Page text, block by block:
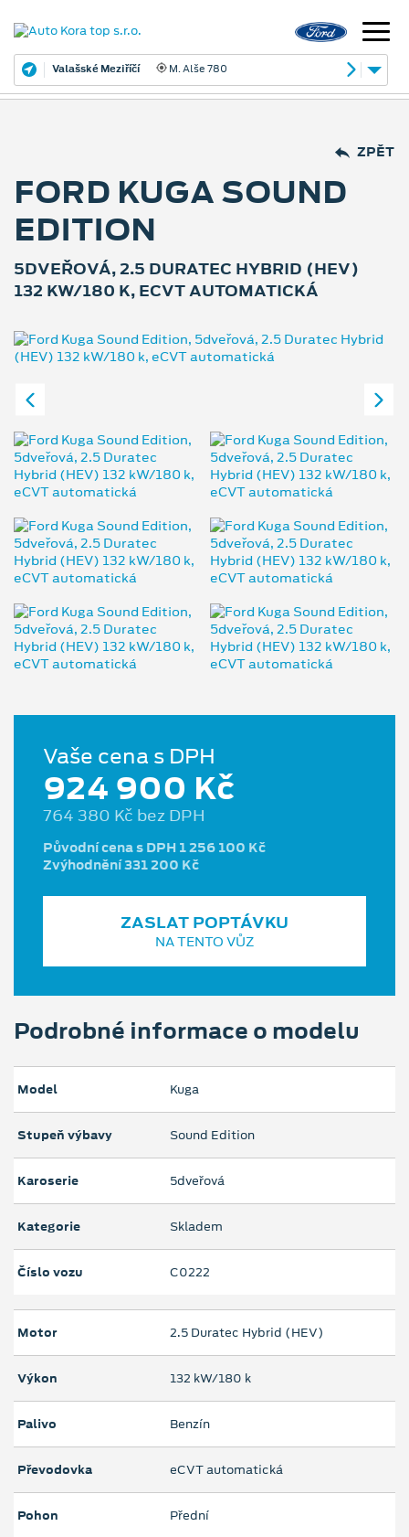
Valašské Meziříčí M. Alše 780
ZPĚT
FORD KUGA SOUND
EDITION
5DVEŘOVÁ, 2.5 DURATEC HYBRID (HEV)
132 KW/180 K, ECVT AUTOMATICKÁ
Vaše cena s DPH
924 900 Kč
764 380 Kč bez DPH
Původní cena s DPH 1 256 100 Kč
Zvýhodnění 331 200 Kč
ZASLAT POPTÁVKU
NA TENTO VŮZ
Podrobné informace o modelu
Model Kuga
Stupeň výbavy Sound Edition
Karoserie 5dveřová
Kategorie Skladem
Číslo vozu C0222
Motor 2.5 Duratec Hybrid (HEV)
Výkon 132 kW/180 k
Palivo Benzín
Převodovka eCVT automatická
Pohon Přední